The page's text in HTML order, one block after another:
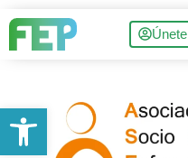
Únete
Abrir barra de herramientas